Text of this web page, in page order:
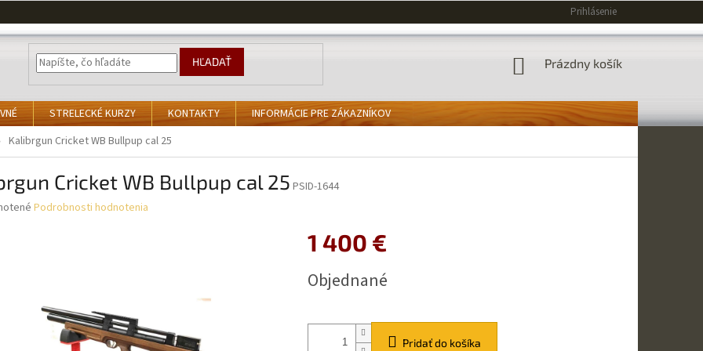
Prihlásenie
HĽADAŤ
NÁKUPNÝ
Prázdny košík
STRELECKÉ KURZY KONTAKTY
INFORMÁCIE PRE ZÁKAZNÍKOV
Kalibrgun Cricket WB Bullpup cal 25
Cricket WB Bullpup cal 25 PSID-1644
Podrobnosti hodnotenia
1 400 €
cena:
Objednané
Pridať do košíka